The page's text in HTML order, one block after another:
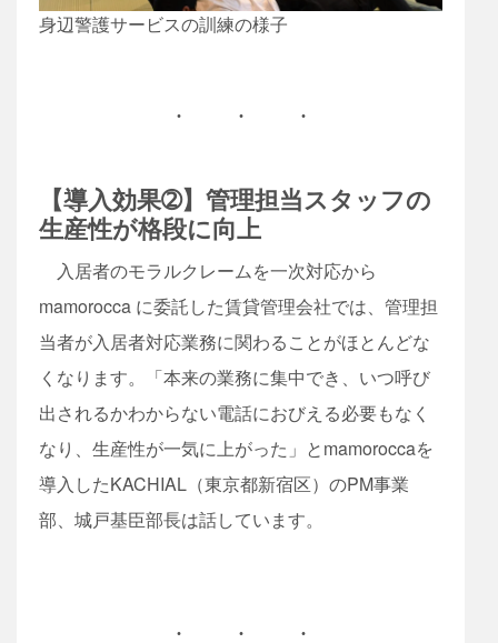
身辺警護サービスの訓練の様子
【導入効果➁】管理担当スタッフの
生産性が格段に向上
入居者のモラルクレームを一次対応から
mamorocca に委託した賃貸管理会社では、管理担
当者が入居者対応業務に関わることがほとんどな
くなります。「本来の業務に集中でき、いつ呼び
出されるかわからない電話におびえる必要もなく
なり、生産性が一気に上がった」とmamoroccaを
導入したKACHIAL（東京都新宿区）のPM事業
部、城戸基臣部長は話しています。